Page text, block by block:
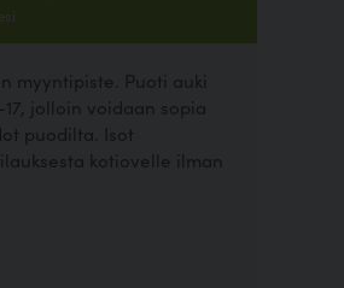
myyntipiste. Puoti auki
17, jolloin voidaan sopia
puodilta. Isot
kotiovelle ilman